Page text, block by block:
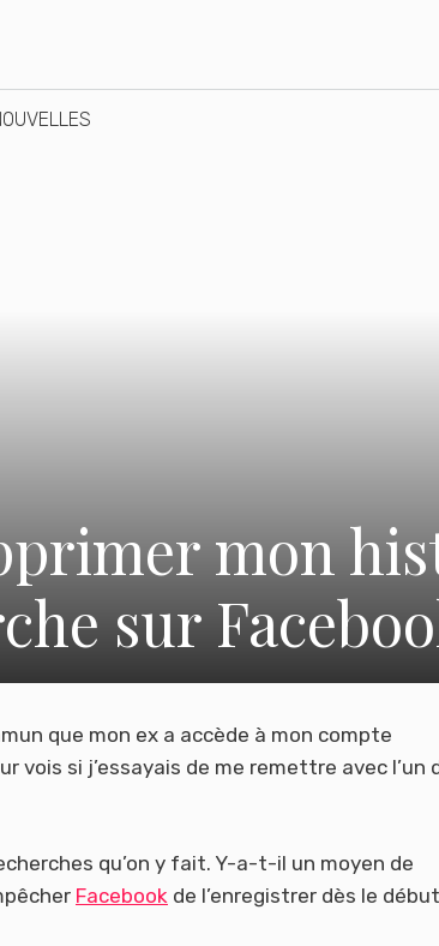
mon
sur
que mon ex a accède à mon compte
vois si j’essayais de me remettre avec l’un
qu’on y fait. Y-a-t-il un moyen de
Facebook de l’enregistrer dès le